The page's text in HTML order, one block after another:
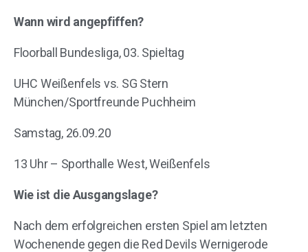
Wann wird angepfiffen?
Floorball Bundesliga, 03. Spieltag
UHC Weißenfels vs. SG Stern
München/Sportfreunde Puchheim
Samstag, 26.09.20
13 Uhr – Sporthalle West, Weißenfels
Wie ist die Ausgangslage?
Nach dem erfolgreichen ersten Spiel am letzten
Wochenende gegen die Red Devils Wernigerode